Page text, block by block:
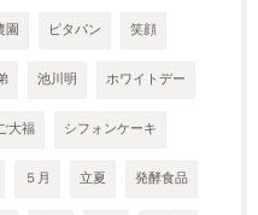
園 ピタパン 笑顔
池川明 ホワイトデー
大福 シフォンケーキ
５月 立夏 発酵食品